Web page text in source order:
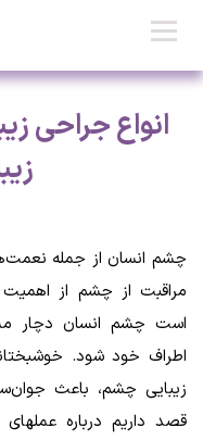
انواع جراحی
چشم انسان از جمله
مراقبت از چشم از
است چشم انسان دچار
اطراف خود شود.
زیبایی چشم، باعث
قصد داریم درباره